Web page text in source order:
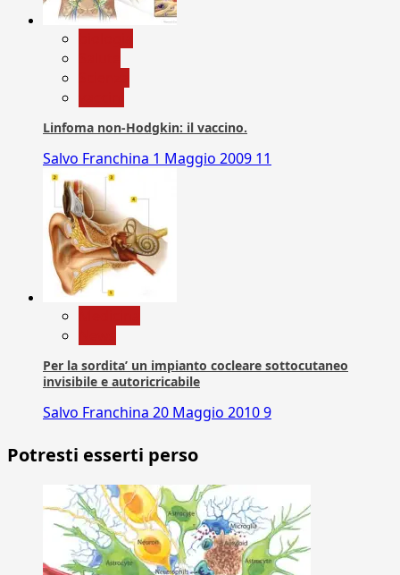
Linfoma non-Hodgkin: il vaccino.
Salvo Franchina 1 Maggio 2009 11
Per la sordita’ un impianto cocleare sottocutaneo
invisibile e autoricricabile
Salvo Franchina 20 Maggio 20109
Potresti esserti perso